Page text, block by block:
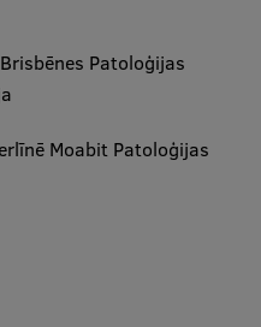
Patoloģijas
Moabit Patoloģijas